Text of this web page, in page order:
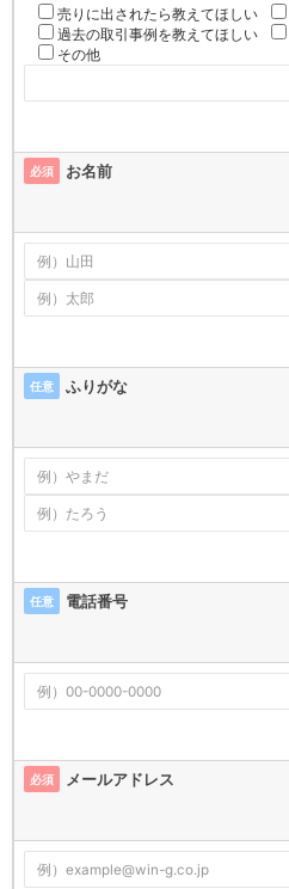
売りに出されたら教えてほしい
過去の取引事例を教えてほしい
その他
必須 お名前
任意 ふりがな
任意 電話番号
必須 メールアドレス